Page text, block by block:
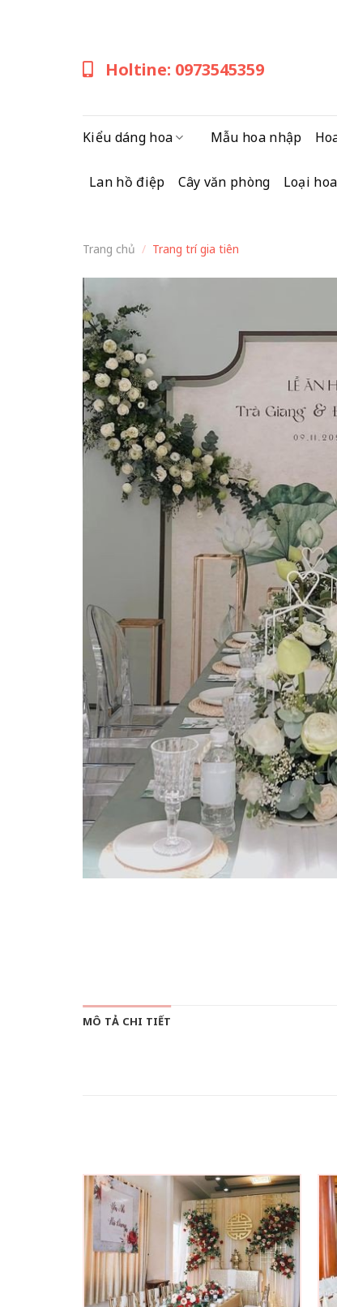
Holtine: 0973545359
Kiểu dáng hoa Mẫu hoa nhập
Lan hồ điệp Cây văn phòng Loại hoa
Trang chủ / Trang trí gia tiên
MÔ TẢ CHI TIẾT